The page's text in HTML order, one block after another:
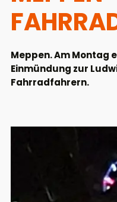
Meppen. Am Montag
Einmündung zur
Fahrradfahrern.